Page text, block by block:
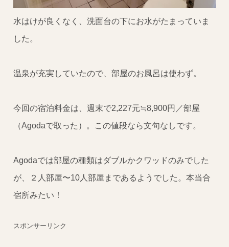
水はけが良くなく、洗面台の下にお水がたまっていま
した。
温泉が充実していたので、部屋のお風呂は使わず。
今回の宿泊料金は、週末で2,227元≒8,900円／部屋
（Agodaで取った）。この値段なら文句なしです。
Agodaでは部屋の種類はダブルかクワッドのみでした
が、２人部屋〜10人部屋まであるようでした。本当合
宿所みたい！
スポンサーリンク